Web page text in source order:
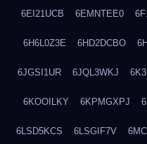
6EI21UCB 6EMNTEE0
6H6L0Z3E 6HD2DCBO
6JGSI1UR 6JQL3WKJ
6KOOILKY 6KPMGXPJ
6LSD5KCS 6LSGIF7V